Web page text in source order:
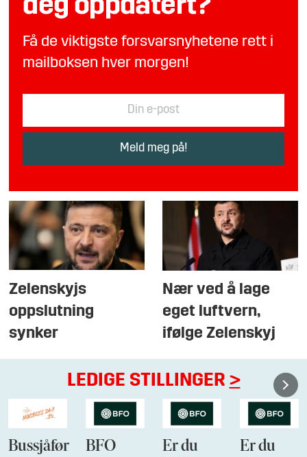
deg oppdatert?
Få de viktigste forsvarsnyhetene rett i
mailboksen hver morgen!
Zelenskyjs
oppslutning
synker
Nær ved å lage
eget luftvern,
ifølge Zelenskyj
LEDIGE STILLINGER >
Bussjåfør
BFO
Er du
Er du